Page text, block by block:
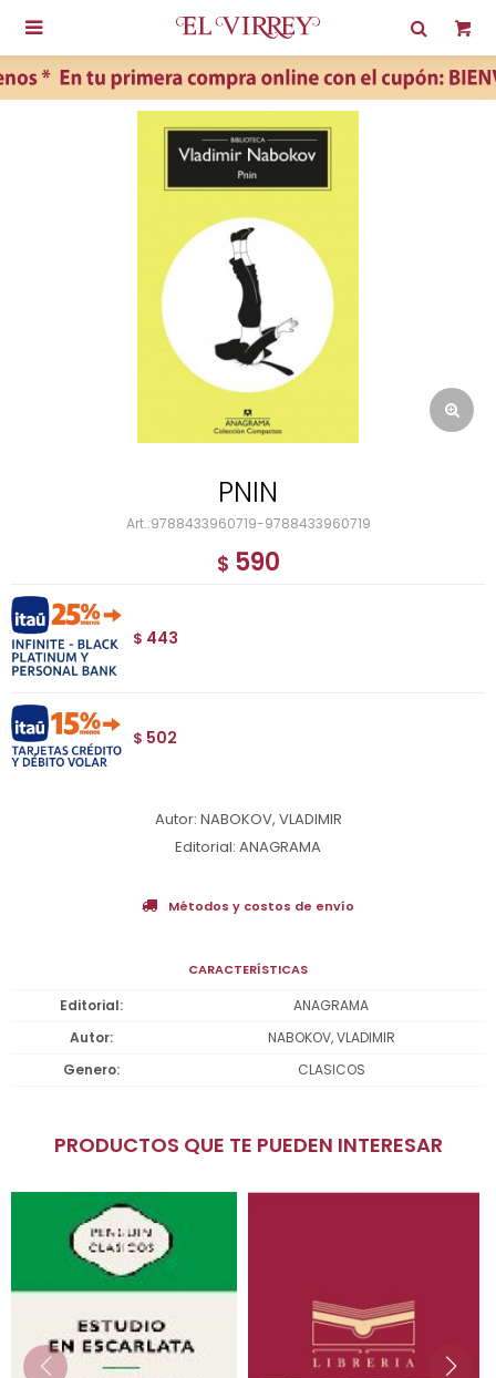

PNIN
9788433960719-9788433960719
$ 590
$ 443
$ 502
Autor: NABOKOV, VLADIMIR
Editorial: ANAGRAMA
Métodos y costos de envío
CARACTERÍSTICAS
Editorial
ANAGRAMA
Autor
NABOKOV, VLADIMIR
Genero
CLASICOS
PRODUCTOS QUE TE PUEDEN INTERESAR